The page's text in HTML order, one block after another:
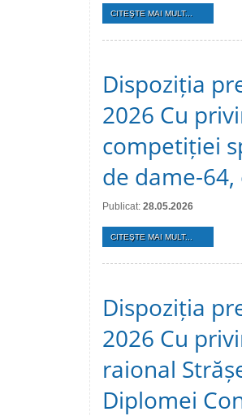
CITEŞTE MAI MULT...
Dispoziția
2026 Cu
competiției
de dame-64,
Publicat: 28.05.2026
CITEŞTE MAI MULT...
Dispoziția
2026 Cu
raional
Diplomei